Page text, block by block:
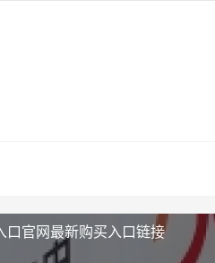
口官网最新购买入口链接